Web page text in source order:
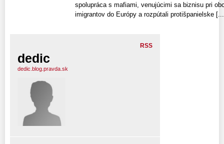
spolupráca s mafiami, venujúcimi sa biznisu pri
imigrantov do Európy a rozpútali protišpanielske
RSS
dedic
dedic.blog.pravda.sk